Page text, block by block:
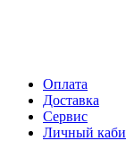
Оплата
Доставка
Сервис
Личный